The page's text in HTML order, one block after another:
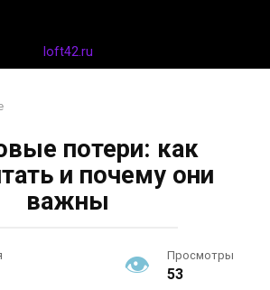
loft42.ru
потери: как
и почему они
важны
Просмотры
53